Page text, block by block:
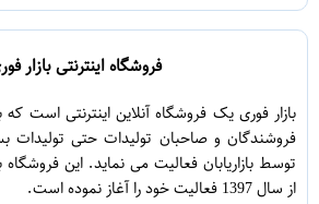
فروشگاه اینترنتی بازار
بازار فوری یک فروشگاه آنلاین اینترنتی است
فروشندگان و صاحبان تولیدات حتی تولیدات
توسط بازاریابان فعالیت می نماید. این
از سال 1397 فعالیت خود را آغاز نموده است.